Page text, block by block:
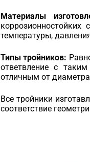
Материалы
температуры,
Типы тройников:
ответвление с
отличным от
Все тройники
соответствие